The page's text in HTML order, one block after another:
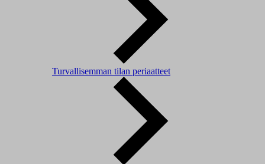
Turvallisemman tilan periaatteet